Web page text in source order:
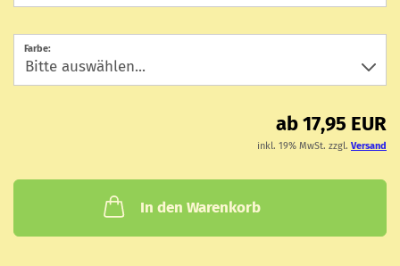
Farbe:
ab 17,95 EUR
inkl. 19% MwSt. zzgl. Versand
In den Warenkorb